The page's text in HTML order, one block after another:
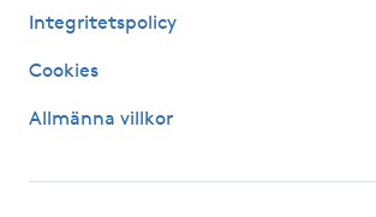
Klippning ungdom
Koppningsmassage
Integritetspolicy
Cookies
Allmänna villkor